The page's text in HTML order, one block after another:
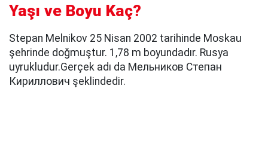
Yaşı ve Boyu Kaç?
Stepan Melnikov 25 Nisan 2002 tarihinde Moskau
şehrinde doğmuştur. 1,78 m boyundadır. Rusya
uyrukludur.Gerçek adı da Мельников Степан
Кириллович şeklindedir.